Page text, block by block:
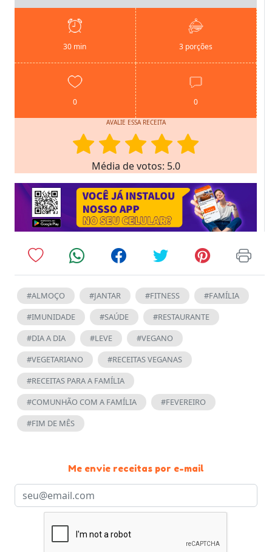
30 min 3 porções
0 0
AVALIE ESSA RECEITA
Média de votos: 5.0
#ALMOÇO #JANTAR #FITNESS
#FAMÍLIA
#IMUNIDADE
#SAÚDE
#RESTAURANTE
#DIA A DIA
#LEVE
#VEGANO
#VEGETARIANO
#RECEITAS VEGANAS
#RECEITAS PARA A FAMÍLIA
#COMUNHÃO COM A FAMÍLIA
#FEVEREIRO
#FIM DE MÊS
Me envie receitas por e-mail